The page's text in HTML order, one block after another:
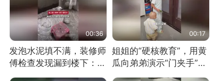
00:36
发泡水泥填不满，装修师
傅检查发现漏到楼下：出
风口未延伸到外墙
00:17
姐姐的“硬核教育”，用黄
瓜向弟弟演示“门夹手”，
网友：果然言传不如身